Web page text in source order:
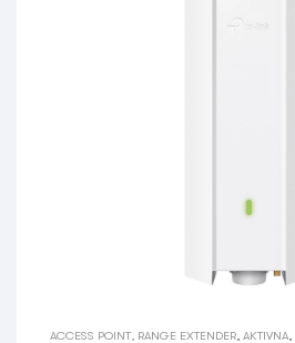
ACCESS POINT, RANGE EXTENDER AKTIVNA